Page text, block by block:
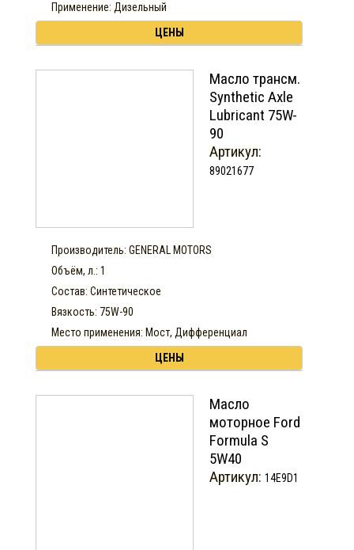
Применение: Дизельный
ЦЕНЫ
Масло трансм.
Synthetic Axle
Lubricant 75W-
90
Артикул:
89021677
Производитель: GENERAL MOTORS
Объём, л.: 1
Состав: Синтетическое
Вязкость: 75W-90
Место применения: Мост, Дифференциал
ЦЕНЫ
Масло
моторное Ford
Formula S
5W40
Артикул: 14E9D1